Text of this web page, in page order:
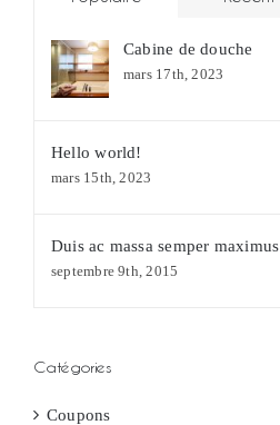
Cabine de douche
mars 17th, 2023
Hello world!
mars 15th, 2023
Duis ac massa semper maximus
septembre 9th, 2015
Catégories
Coupons